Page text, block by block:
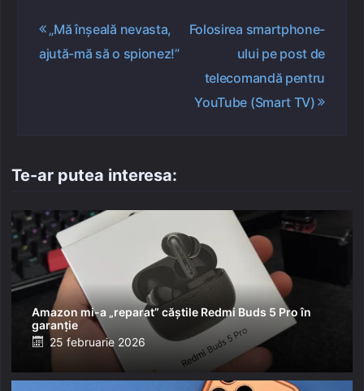
Navigare
articole
„Mă înșeală nevasta,
ajută-mă să o spionez!”
Folosirea smartphone-
ului pe post de
telecomandă pentru
YouTube (Smart TV)
Te-ar putea interesa:
Amazon mi-a „reparat” căștile Redmi Buds 5 Pro în
garanție
Posted
25 februarie 2026